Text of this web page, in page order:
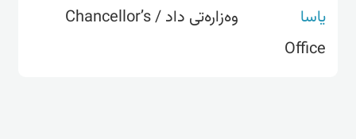
یاسا
وەزارەتی داد / Chancellor’s
Office